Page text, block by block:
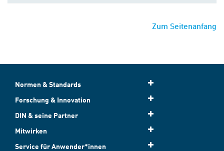
Zum Seitenanfang
Normen & Standards
Forschung & Innovation
DIN & seine Partner
Mitwirken
Service für Anwender*innen